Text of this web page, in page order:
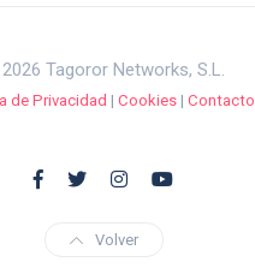
Tagoror Networks, S.L.
de Privacidad | Cookies| Contacto
Volver